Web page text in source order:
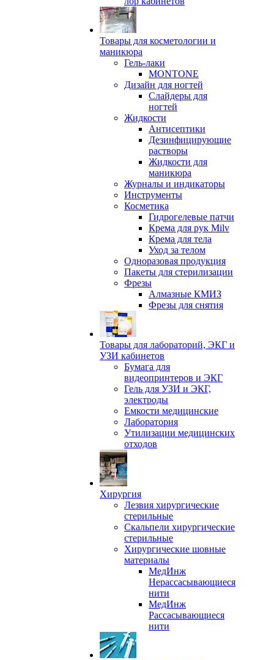
Товары для косметологии и
маникюра
Гель-лаки
MONTONE
Дизайн для ногтей
Слайдеры для
ногтей
Жидкости
Антисептики
Дезинфицирующие
растворы
Жидкости для
маникюра
Журналы и индикаторы
Инструменты
Косметика
Гидрогелевые патчи
Крема для рук Milv
Крема для тела
Уход за телом
Одноразовая продукция
Пакеты для стерилизации
Фрезы
Алмазные КМИЗ
Фрезы для снятия
Товары для лабораторий, ЭКГ и
УЗИ кабинетов
Бумага для
видеопринтеров и ЭКГ
Гель для УЗИ и ЭКГ,
электроды
Емкости медицинские
Лаборатория
Утилизации медицинских
отходов
Хирургия
Лезвия хирургические
стерильные
Скальпели хирургические
стерильные
Хирургические шовные
материалы
МедИнж
Нерассасывающиеся
нити
МедИнж
Рассасывающиеся
нити